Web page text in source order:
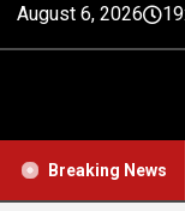
August 6, 2026
Breaking News
द्वारा संचालित गुरु